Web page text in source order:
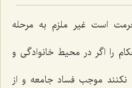
است غیر ملزم به مرحله
را اگر در محیط خانوادگی و
نکنند موجب فساد جامعه و از